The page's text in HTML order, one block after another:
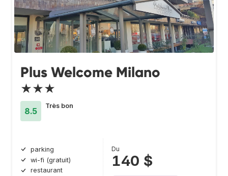
Plus Welcome Milano
★★★
8.5
Très bon
parking
wi-fi (gratuit)
restaurant
Du
140 $